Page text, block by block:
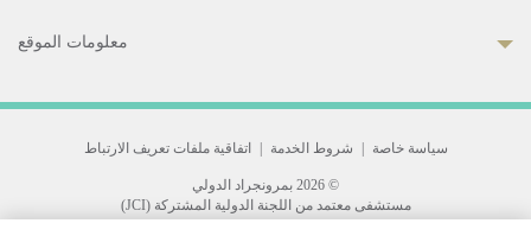
معلومات الموقع
سياسة خاصة شروط الخدمة اتفاقية ملفات تعريف الارتباط
© 2026 بمرونجراد الدولي
مستشفى معتمد من اللجنة الدولية المشتركة (JCI)